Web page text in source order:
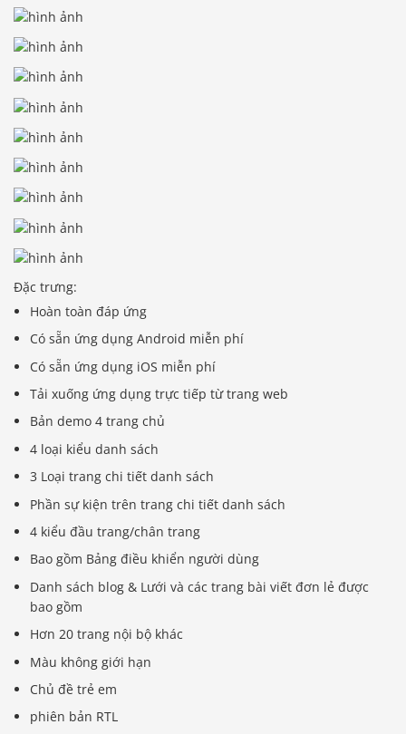
Đặc trưng:
Hoàn toàn đáp ứng
Có sẵn ứng dụng Android miễn phí
Có sẵn ứng dụng iOS miễn phí
Tải xuống ứng dụng trực tiếp từ trang web
Bản demo 4 trang chủ
4 loại kiểu danh sách
3 Loại trang chi tiết danh sách
Phần sự kiện trên trang chi tiết danh sách
4 kiểu đầu trang/chân trang
Bao gồm Bảng điều khiển người dùng
Danh sách blog & Lưới và các trang bài viết đơn lẻ được
bao gồm
Hơn 20 trang nội bộ khác
Màu không giới hạn
Chủ đề trẻ em
phiên bản RTL